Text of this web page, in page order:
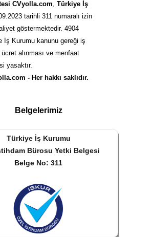
CVyolla.com, Türkiye İş
tarihli 311 numaralı izin
göstermektedir. 4904
İş Kurumu kanunu gereği iş
alınması ve menfaat
yasaktır.
- Her hakkı saklıdır.
Belgelerimiz
Türkiye İş Kurumu
Bürosu Yetki Belgesi
Belge No: 311